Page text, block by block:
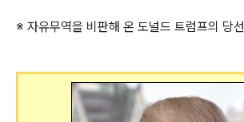
※ 자유무역을 비판해 온 도널드 트럼프의 당선